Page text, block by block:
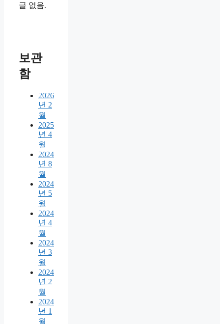
글 없음.
보관
함
2026
년 2
월
2025
년 4
월
2024
년 8
월
2024
년 5
월
2024
년 4
월
2024
년 3
월
2024
년 2
월
2024
년 1
월